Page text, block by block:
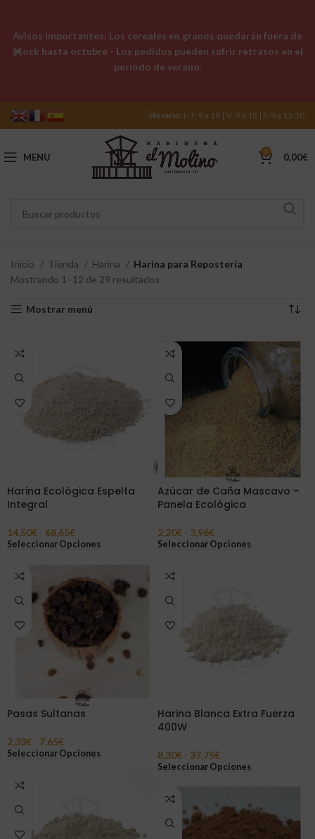
Horario: L-J: 9 a 19 | V: 9 a 18 | S: 9 a 13:30
MENU 0 0,00€
Inicio Tienda Harina
Harina para Repostería
Mostrando 1–12 de 29 resultados
Mostrar menú
Harina Ecológica Espelta
Integral
14,50€ - 68,65€
Seleccionar Opciones
Azúcar de Caña Mascavo –
Panela Ecológica
2,20€ - 3,96€
Seleccionar Opciones
Pasas Sultanas
2,33€ - 7,65€
Seleccionar Opciones
Harina Blanca Extra Fuerza
400W
8,30€ - 37,75€
Seleccionar Opciones
Avisos importantes: Los cereales en granos quedarán fuera de
stock hasta octubre - Los pedidos pueden sufrir retrasos en el
período de verano.